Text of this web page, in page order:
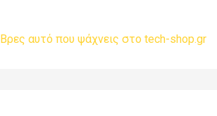
Βρες αυτό που ψάχνεις στο tech-shop.gr